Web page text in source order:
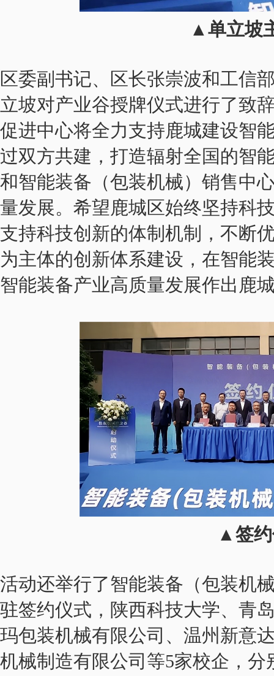
▲单立坡
区委副书记、区长张崇波和工信
立坡对产业谷授牌仪式进行了致
促进中心将全力支持鹿城建设智
过双方共建，打造辐射全国的智
和智能装备（包装机械）销售中
量发展。希望鹿城区始终坚持科
支持科技创新的体制机制，不断
为主体的创新体系建设，在智能
智能装备产业高质量发展作出鹿
▲签
活动还举行了智能装备（包装机
驻签约仪式，陕西科技大学、青
玛包装机械有限公司、温州新意
机械制造有限公司等5家校企，